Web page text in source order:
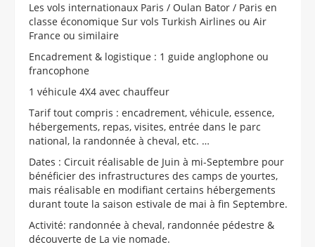
Les vols internationaux Paris / Oulan Bator / Paris en
classe économique Sur vols Turkish Airlines ou Air
France ou similaire
Encadrement & logistique : 1 guide anglophone ou
francophone
1 véhicule 4X4 avec chauffeur
Tarif tout compris : encadrement, véhicule, essence,
hébergements, repas, visites, entrée dans le parc
national, la randonnée à cheval, etc. …
Dates : Circuit réalisable de Juin à mi-Septembre pour
bénéficier des infrastructures des camps de yourtes,
mais réalisable en modifiant certains hébergements
durant toute la saison estivale de mai à fin Septembre.
Activité: randonnée à cheval, randonnée pédestre &
découverte de La vie nomade.